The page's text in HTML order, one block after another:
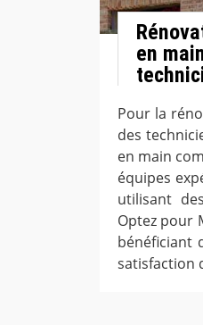
en
Pour la
des
en main
équipes
utilisant
Optez pour
bénéficiant
satisfaction